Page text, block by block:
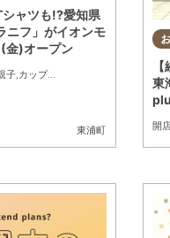
東浦町
シャツも!?愛知県
ニフ」がイオンモ
金)オープン
子 カップル
東
開